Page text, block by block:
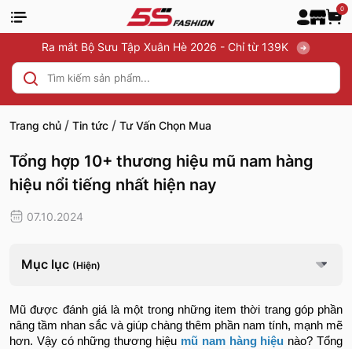
0
Ra mắt Bộ Sưu Tập Xuân Hè 2026 - Chỉ từ 139K
Trang chủ / Tin tức / Tư Vấn Chọn Mua
Tổng hợp 10+ thương hiệu mũ nam hàng
hiệu nổi tiếng nhất hiện nay
07.10.2024
Mục lục (Hiện)
Mũ được đánh giá là một trong những item thời trang góp phần
nâng tầm nhan sắc và giúp chàng thêm phần nam tính, mạnh mẽ
hơn. Vậy có những thương hiệu mũ nam hàng hiệu nào? Tổng